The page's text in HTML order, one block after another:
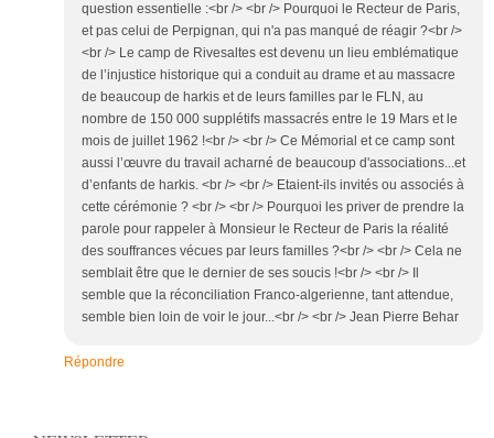
question essentielle :<br /> <br /> Pourquoi le Recteur de Paris,
et pas celui de Perpignan, qui n'a pas manqué de réagir ?<br />
<br /> Le camp de Rivesaltes est devenu un lieu emblématique
de l’injustice historique qui a conduit au drame et au massacre
de beaucoup de harkis et de leurs familles par le FLN, au
nombre de 150 000 supplétifs massacrés entre le 19 Mars et le
mois de juillet 1962 !<br /> <br /> Ce Mémorial et ce camp sont
aussi l’œuvre du travail acharné de beaucoup d'associations...et
d’enfants de harkis. <br /> <br /> Etaient-ils invités ou associés à
cette cérémonie ? <br /> <br /> Pourquoi les priver de prendre la
parole pour rappeler à Monsieur le Recteur de Paris la réalité
des souffrances vécues par leurs familles ?<br /> <br /> Cela ne
semblait être que le dernier de ses soucis !<br /> <br /> Il
semble que la réconciliation Franco-algerienne, tant attendue,
semble bien loin de voir le jour...<br /> <br /> Jean Pierre Behar
Répondre